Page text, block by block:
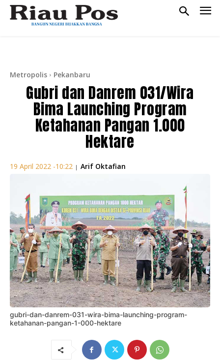
Metropolis Pekanbaru
Gubri dan Danrem 031/Wira
Bima Launching Program
Ketahanan Pangan 1.000
Hektare
19 April 2022 -10:22 | Arif Oktafian
gubri-dan-danrem-031-wira-bima-launching-program-
ketahanan-pangan-1-000-hektare